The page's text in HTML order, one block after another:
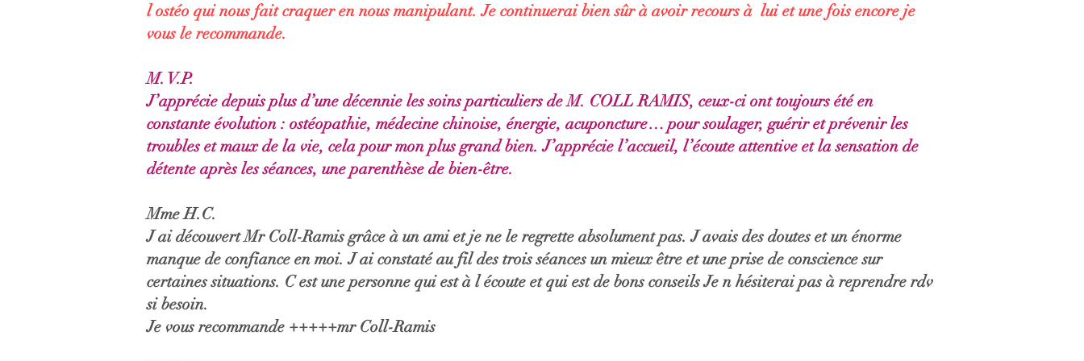
l ostéo qui nous fait craquer en nous manipulant. Je continuerai bien sûr à avoir recours à lui et une fois encore je
vous le recommande.
M. V.P.
J’apprécie depuis plus d’une décennie les soins particuliers de M. COLL RAMIS, ceux-ci ont toujours été en
constante évolution : ostéopathie, médecine chinoise, énergie, acuponcture… pour soulager, guérir et prévenir les
troubles et maux de la vie, cela pour mon plus grand bien. J’apprécie l’accueil, l’écoute attentive et la sensation de
détente après les séances, une parenthèse de bien-être.
Mme H.C.
J ai découvert Mr Coll-Ramis grâce à un ami et je ne le regrette absolument pas. J avais des doutes et un énorme
manque de confiance en moi. J ai constaté au fil des trois séances un mieux être et une prise de conscience sur
certaines situations. C est une personne qui est à l écoute et qui est de bons conseils Je n hésiterai pas à reprendre rdv
si besoin.
Je vous recommande +++++mr Coll-Ramis